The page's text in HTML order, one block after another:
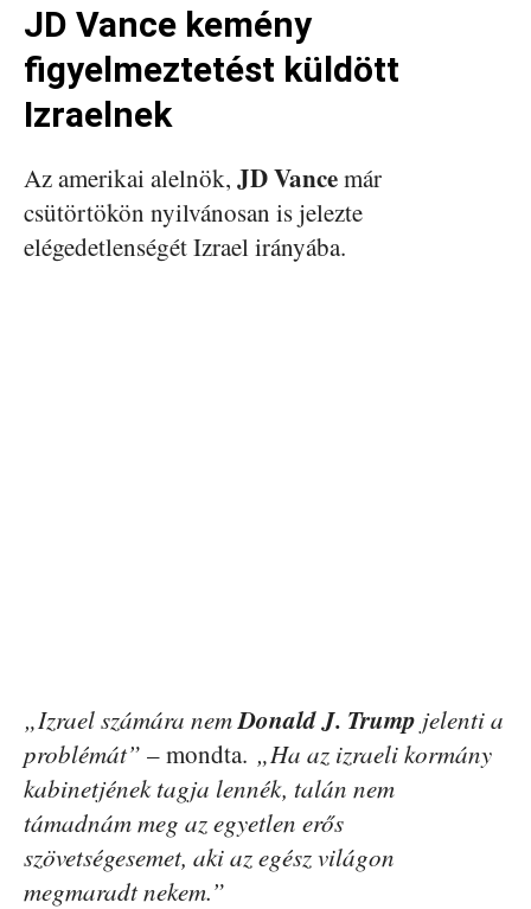
JD Vance kemény
figyelmeztetést küldött
Izraelnek
Az amerikai alelnök, JD Vancemár
csütörtökön nyilvánosan is jelezte
elégedetlenségét Izrael irányába.
„Izrael számára nemDonald J. Trump jelenti a
problémát” – mondta. „Ha az izraeli kormány
kabinetjének tagja lennék, talán nem
támadnám meg az egyetlen erős
szövetségesemet, aki az egész világon
megmaradt nekem.”